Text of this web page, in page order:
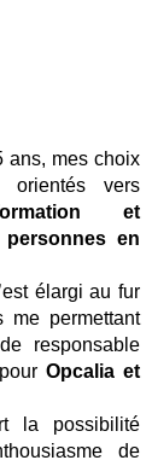
ans, mes choix
orientés vers
et
personnes en
élargi au fur
me permettant
responsable
Opcalia et
la possibilité
de